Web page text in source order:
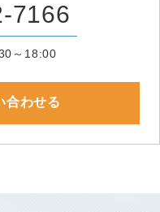
7166
～18:00
合わせる